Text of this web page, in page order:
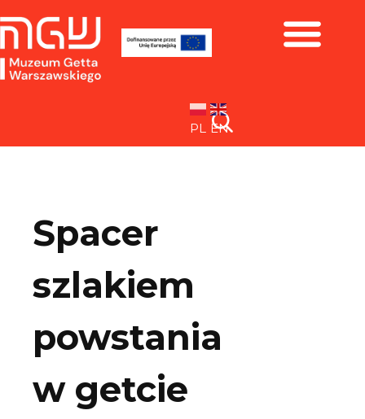
PL EN
Spacer
szlakiem
powstania
w getcie